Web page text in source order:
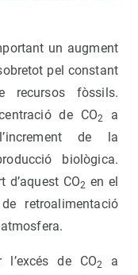
un augment
pel constant
recursos fòssils.
de CO2
a
de la
biològica.
CO2 en el
retroalimentació
de CO2
a